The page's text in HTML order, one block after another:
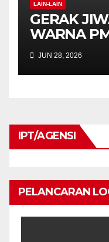
LAIN-LAIN
GERAK
WARNA
2026
INKLUSIF
JUN 28, 2026
IPT/AGENSI
PELANCARAN